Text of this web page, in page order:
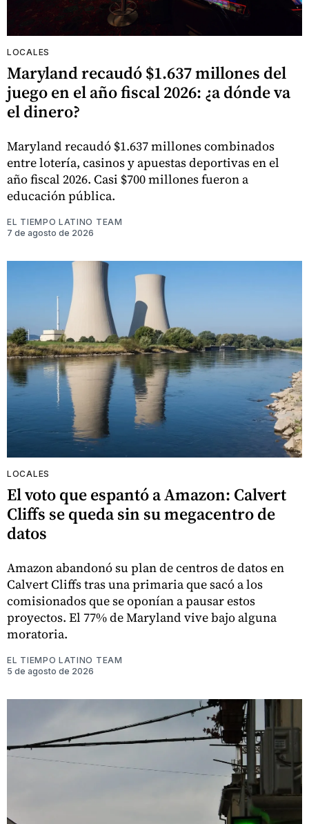
LOCALES
Maryland recaudó $1.637 millones del
juego en el año fiscal 2026: ¿a dónde va
el dinero?
Maryland recaudó $1.637 millones combinados
entre lotería, casinos y apuestas deportivas en el
año fiscal 2026. Casi $700 millones fueron a
educación pública.
EL TIEMPO LATINO TEAM
7 de agosto de 2026
LOCALES
El voto que espantó a Amazon: Calvert
Cliffs se queda sin su megacentro de
datos
Amazon abandonó su plan de centros de datos en
Calvert Cliffs tras una primaria que sacó a los
comisionados que se oponían a pausar estos
proyectos. El 77% de Maryland vive bajo alguna
moratoria.
EL TIEMPO LATINO TEAM
5 de agosto de 2026